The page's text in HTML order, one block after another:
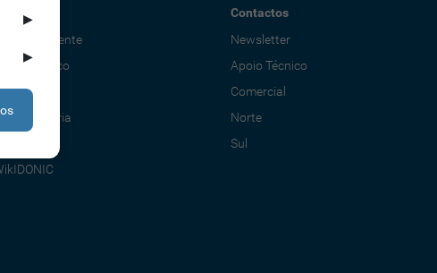
Ajuda
Apoio ao Cliente
Apoio Técnico
Contactos
Newsletter
Apoio Técnico
Comercial
Norte
Sul
▶
▶